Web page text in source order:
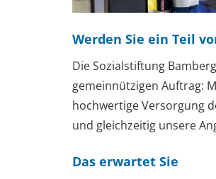
Werden Sie ein Teil
Die Sozialstiftung
gemeinnützigen Auftrag:
hochwertige Versorgung
und gleichzeitig unsere
Das erwartet Sie